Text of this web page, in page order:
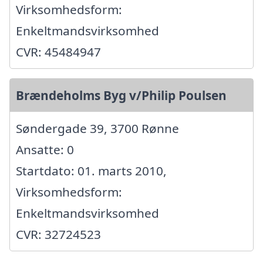
Virksomhedsform:
Enkeltmandsvirksomhed
CVR: 45484947
Brændeholms Byg v/Philip Poulsen
Søndergade 39, 3700 Rønne
Ansatte: 0
Startdato: 01. marts 2010,
Virksomhedsform:
Enkeltmandsvirksomhed
CVR: 32724523